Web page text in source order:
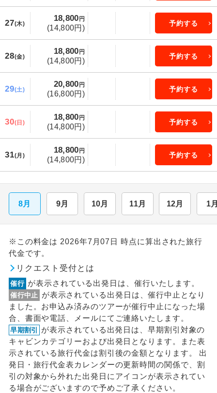
27(木)
18,800 円
(14,800円)
予約する
28(金)
18,800 円
(14,800円)
予約する
29(土)
20,800 円
(16,800円)
予約する
30(日)
18,800 円
(14,800円)
予約する
31(月)
18,800 円
(14,800円)
予約する
8月 9月 10月 11月 12月 1
※この料金は 2026年7月07日 時点に算出された旅行
代金です。
リクエスト受付とは
催行 が表示されている出発日は、催行いたします。
催行中止
が表示されている出発日は、催行中止となり
ました。お申込み済みのツアーが催行中止になった場
合、書面や電話、メールにてご連絡いたします。
早期割引
が表示されている出発日は、早期割引対象の
キャビンカテゴリーおよび出発日となります。また表
示されている旅行代金は割引後の金額となります。 出
発日・旅行代金表カレンダーの更新時間の関係で、割
引の対象から外れた出発日にアイコンが表示されてい
る場合がございますので予めご了承ください。